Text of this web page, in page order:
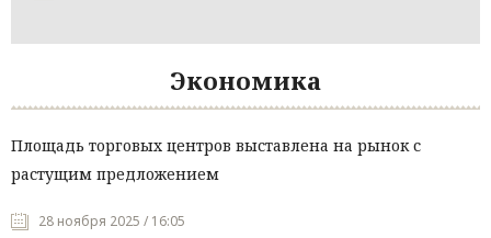
Экономика
Площадь торговых центров выставлена на рынок с
растущим предложением
28 ноября 2025 / 16:05